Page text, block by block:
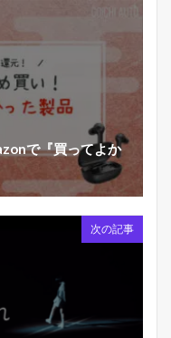
で『買ってよか
次の記事